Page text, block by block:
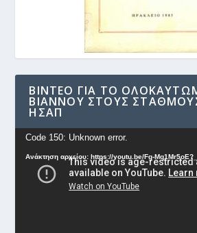
ΒΊΝΤΕΟ ΓΙΑ ΤΟ
ΒΙΆΝΝΟΥ ΣΤΟΥΣ
ΗΣΑΠ
Πρόγραμμα
Αναπαραγωγής
Βίντεο
Code 150: Unknown error.
Ανάκτηση αρχείου: https://youtu.be/Fg-